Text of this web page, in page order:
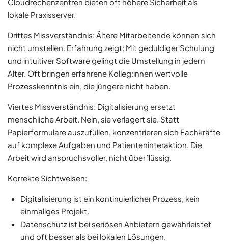
lokale Praxisserver.
Drittes Missverständnis: Ältere Mitarbeitende können sich
nicht umstellen. Erfahrung zeigt: Mit geduldiger Schulung
und intuitiver Software gelingt die Umstellung in jedem
Alter. Oft bringen erfahrene Kolleg:innen wertvolle
Prozesskenntnis ein, die jüngere nicht haben.
Viertes Missverständnis: Digitalisierung ersetzt
menschliche Arbeit. Nein, sie verlagert sie. Statt
Papierformulare auszufüllen, konzentrieren sich Fachkräfte
auf komplexe Aufgaben und Patienteninteraktion. Die
Arbeit wird anspruchsvoller, nicht überflüssig.
Korrekte Sichtweisen:
Digitalisierung ist ein kontinuierlicher Prozess, kein
einmaliges Projekt.
Datenschutz ist bei seriösen Anbietern gewährleistet
und oft besser als bei lokalen Lösungen.